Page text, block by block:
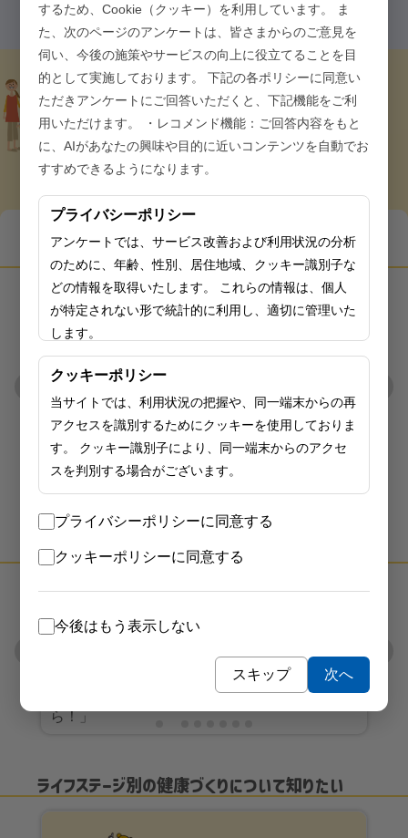
あなたへのおすすめ
健康的な生活習慣について知りたい
２ 施設種別ごとの対応策 適用等
生活習慣病等の予防について知りたい
ら！」
ライフステージ別の健康づくりについて知りたい
するため、Cookie（クッキー）を利用しています。 ま
た、次のページのアンケートは、皆さまからのご意見を
伺い、今後の施策やサービスの向上に役立てることを目
的として実施しております。 下記の各ポリシーに同意い
ただきアンケートにご回答いただくと、下記機能をご利
用いただけます。 ・レコメンド機能：ご回答内容をもと
に、AIがあなたの興味や目的に近いコンテンツを自動でお
すすめできるようになります。
プライバシーポリシー
アンケートでは、サービス改善および利用状況の分析
のために、年齢、性別、居住地域、クッキー識別子な
どの情報を取得いたします。 これらの情報は、個人
が特定されない形で統計的に利用し、適切に管理いた
します。
クッキーポリシー
当サイトでは、利用状況の把握や、同一端末からの再
アクセスを識別するためにクッキーを使用しておりま
す。 クッキー識別子により、同一端末からのアクセ
スを判別する場合がございます。
プライバシーポリシーに同意する
クッキーポリシーに同意する
今後はもう表示しない
スキップ 次へ